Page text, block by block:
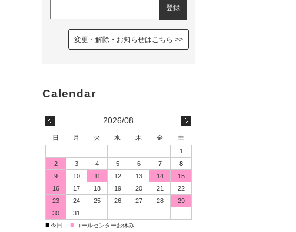
変更・解除・お知らせはこちら
2026/08
日 月 火 水 木 金
土
1
2
3 4 5 6 7
8
9
10 11 12 13 14
15
16
17 18 19 20 21
22
23
24 25 26 27 28
29
30
31
■今日 ■ コールセンターお休み